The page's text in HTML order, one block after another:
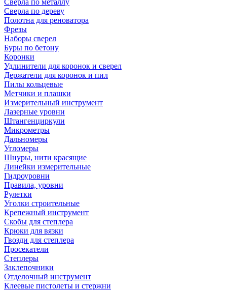
Сверла по металлу
Сверла по дереву
Полотна для реноватора
Фрезы
Наборы сверел
Буры по бетону
Коронки
Удлинители для коронок и сверел
Держатели для коронок и пил
Пилы кольцевые
Метчики и плашки
Измерительный инструмент
Лазерные уровни
Штангенциркули
Микрометры
Дальномеры
Угломеры
Шнуры, нити красящие
Линейки измерительные
Гидроуровни
Правила, уровни
Рулетки
Уголки строительные
Крепежный инструмент
Скобы для степлера
Крюки для вязки
Гвозди для степлера
Просекатели
Степлеры
Заклепочники
Отделочный инструмент
Клеевые пистолеты и стержни